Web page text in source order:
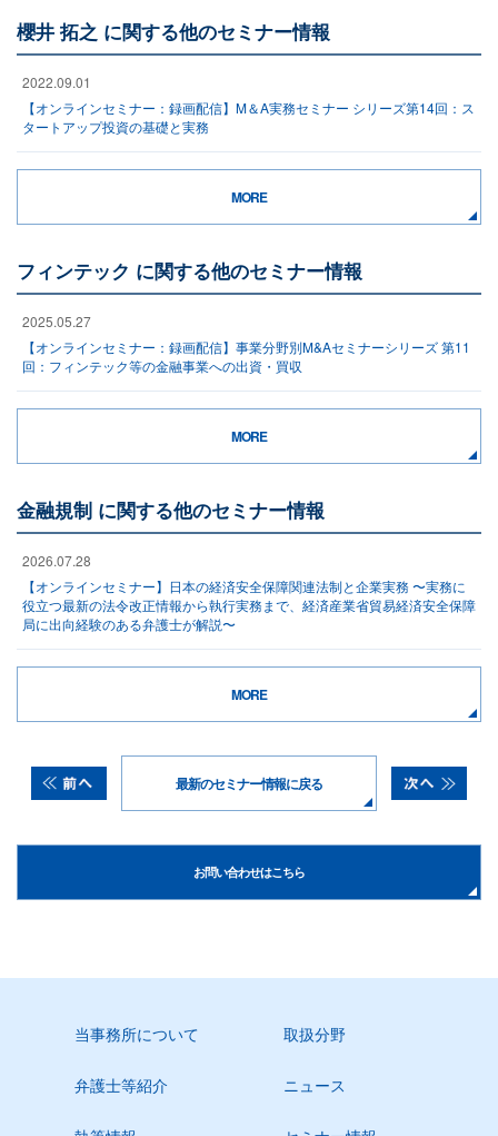
櫻井 拓之 に関する他のセミナー情報
2022.09.01
【オンラインセミナー：録画配信】M＆A実務セミナー シリーズ第14回：ス
タートアップ投資の基礎と実務
MORE
フィンテック に関する他のセミナー情報
2025.05.27
【オンラインセミナー：録画配信】事業分野別M&Aセミナーシリーズ 第11
回：フィンテック等の金融事業への出資・買収
MORE
金融規制 に関する他のセミナー情報
2026.07.28
【オンラインセミナー】日本の経済安全保障関連法制と企業実務 〜実務に
役立つ最新の法令改正情報から執行実務まで、経済産業省貿易経済安全保障
局に出向経験のある弁護士が解説〜
MORE
最新のセミナー情報に戻る
お問い合わせはこちら
当事務所について 取扱分野
弁護士等紹介 ニュース